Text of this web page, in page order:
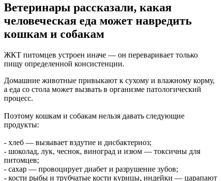
рассказали, какие продукты дорожают летом
07.08.2026 | 19:11
В селе Усинское тушили крышу "заброшки" 7 августа
07.08.2026 | 18:55
политических партий в избирательных бюллетенях
07.08.2026 | 18:49
Исследование: россияне увеличивают расходы на спорт и
ЗОЖ
07.08.2026 | 18:24
В Самарской области продлили ограничения по купанию на
четырех пляжах
07.08.2026 | 18:22
Вячеслав Федорищев впервые вручил знак "За вклад в
развитие Самарской области" выдающимся жителям
07.08.2026 | 18:21
В Тольятти отремонтируют тротуары и проезды
07.08.2026 | 18:05
"Самара в движении": расписание бесплатных тренировок 8
августа
Ветеринары рассказали, какая
человеческая еда может навредить
кошкам и собакам
ЖКТ питомцев устроен иначе — он переваривает только
пищу определенной консистенции.
Домашние животные привыкают к сухому и влажному корму,
а еда со стола может вызвать в организме патологический
процесс.
Поэтому кошкам и собакам нельзя давать следующие
продукты:
- хлеб — вызывает вздутие и дисбактериоз;
- шоколад, лук, чеснок, виноград и изюм — токсичны для
питомцев;
- сахар — провоцирует диабет и разрушение зубов;
- кости рыбы и трубчатые кости курицы, индейки — царапают